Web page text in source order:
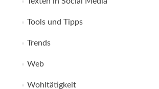
Tools und Tipps
Trends
Web
Wohltätigkeit